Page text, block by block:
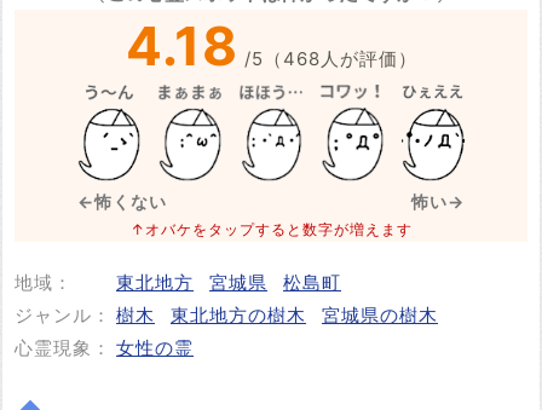
※事件・事故が起きた日付
投稿する
4.18 /5 （ 468人が評価）
←怖くない 怖い→
↑オバケをタップすると数字が増えます
地域： 東北地方 宮城県
松島町
ジャンル： 樹木 東北地方の樹木
宮城県の樹木
心霊現象： 女性の霊